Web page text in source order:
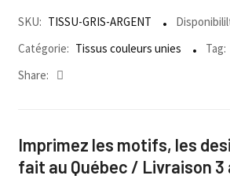
SKU: TISSU-GRIS-ARGENT
Catégorie: Tissus couleurs unies Tag:
Share:
Imprimez les motifs, les
fait au Québec / Livraison 3